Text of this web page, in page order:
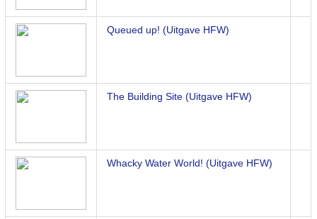
Queued up! (Uitgave HFW)
The Building Site (Uitgave HFW)
Whacky Water World! (Uitgave HFW)